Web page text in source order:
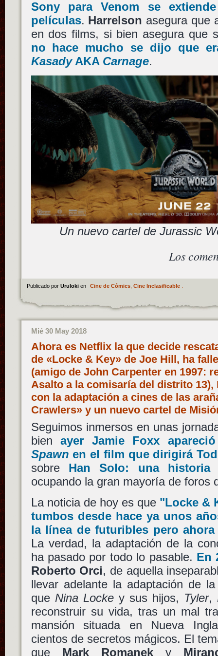
SonyparaVenom se
películas. Harrelson asegura que
en dos films, si bien asegura que
no hace mucho se dijo que
KasadyAKA Carnage.
Un nuevo cartel de Jurassic
Los
Publicado por Uruloki en Cine de Cómics, Cine Inclasificable.
Mié 30 May 2018
Ahora es Netflix la que decide
de «Locke & Key» de Joe Hill, ha
(amigo de John Carpenter en 1997:
Asalto a la comisaría del distrito
con la adaptación a cines de las
Crawlers» y un nuevo cartel de
Seguimos inmersos en unas
bienayer Jamie Foxx
Spawn en el film que dirigirá
sobre Han Solo: una historia
ocupando la gran mayoría de foros
La noticia de hoy es que "Locke &
tumbos desde hace ya unos
la línea de futuribles pero
La verdad, la adaptación de la
ha pasado por todo lo pasable. En
Roberto Orci, de aquella
llevar adelante la adaptación de
que Nina Lockey sus hijos, Tyler,
reconstruir su vida, tras un mal
mansión situada en Nueva
cientos de secretos mágicos. El
que Mark Romaneky